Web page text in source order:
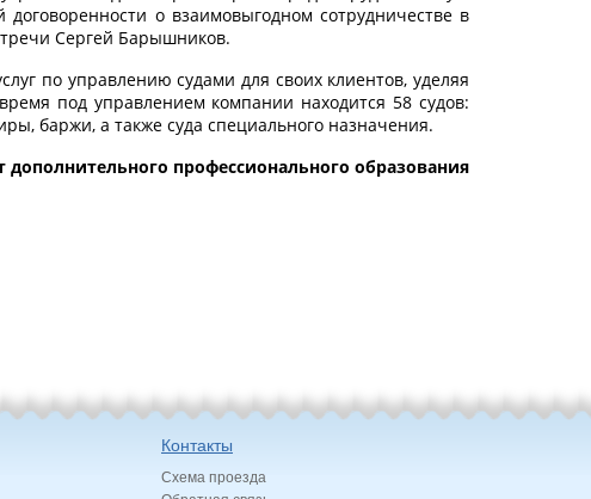
о взаимовыгодном сотрудничестве в
Сергей Барышников.
по управлению судами для своих клиентов, уделяя
под управлением компании находится 58 судов:
баржи, а также суда специального назначения.
дополнительного профессионального образования
Контакты
Схема проезда